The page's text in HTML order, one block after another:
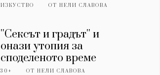
ИЗКУСТВО ОТНЕЛИ СЛАВОВА
''Сексът и градът'' и
онази утопия за
споделеното време
30+ ОТНЕЛИ СЛАВОВА